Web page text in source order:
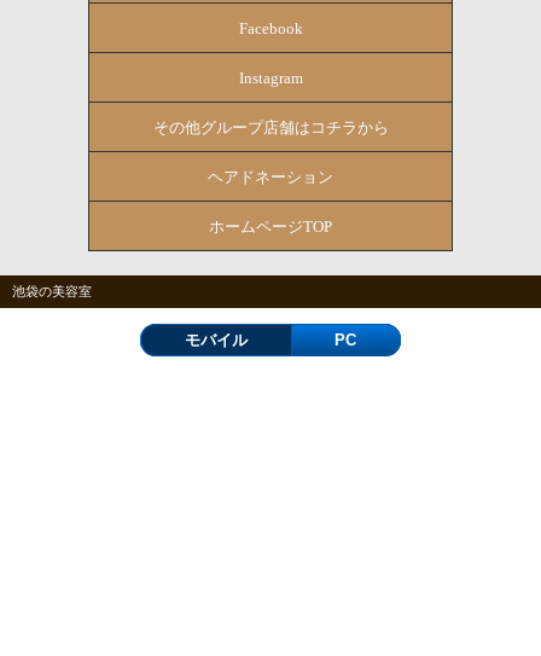
Facebook
Instagram
その他グループ店舗はコチラから
ヘアドネーション
ホームページTOP
池袋の美容室
モバイル PC